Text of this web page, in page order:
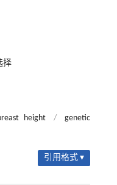
择
height /
genetic
引用格式 ▾